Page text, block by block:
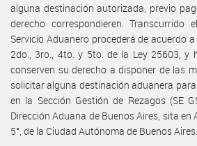
alguna destinación autorizada, previo
derecho correspondieren. Transcurrido
Servicio Aduanero procederá de acuerdo
2do., 3ro., 4to. y 5to. de la Ley 25603,
conserven su derecho a disponer de las
solicitar alguna destinación aduanera
en la Sección Gestión de Rezagos (SE
Dirección Aduana de Buenos Aires, sita en
5°, de la Ciudad Autónoma de Buenos Aires.